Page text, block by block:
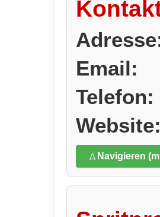
Email:
Telefon:
Website:
Navigieren